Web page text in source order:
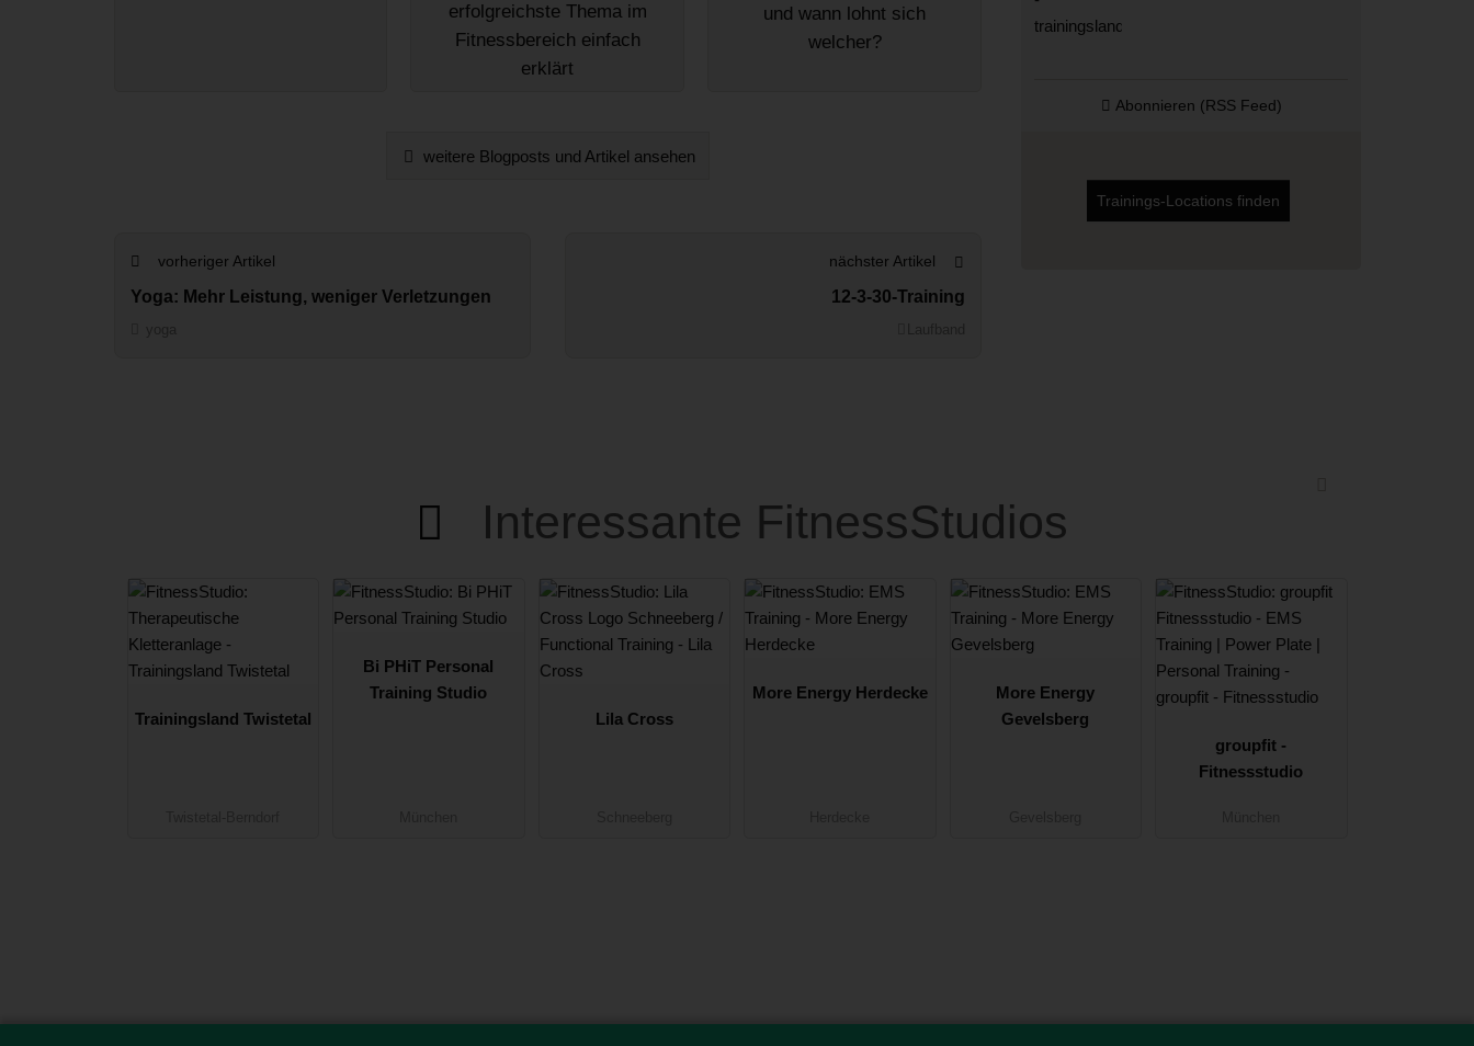
erfolgreichste Thema im
Fitnessbereich einfach
erklärt
und wann lohnt sich
welcher?
weitere Blogposts und Artikel ansehen
vorheriger Artikel
Yoga: Mehr Leistung, weniger Verletzungen
nächster Artikel
12-3-30-Training
Abonnieren (RSS Feed)
Trainings-Locations finden
Interessante FitnessStudios
Trainingsland Twistetal
Bi PHiT Personal
Training Studio
Lila Cross
More Energy Herdecke
More Energy
Gevelsberg
groupfit -
Fitnessstudio